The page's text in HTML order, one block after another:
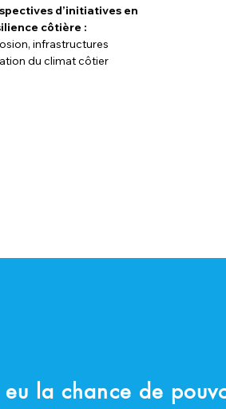
d’initiatives en
côtière :
infrastructures
du climat côtier
eu la chance de